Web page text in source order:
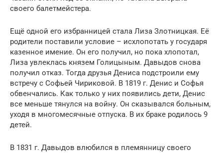
своего балетмейстера.
Ещё одной его избранницей стала Лиза Злотницкая. Её
родители поставили условие – исхлопотать у государя
казенное имение. Он его получил, но пока хлопотал,
Лиза увлеклась князем Голицыным. Давыдов снова
получил отказ. Тогда друзья Дениса подстроили ему
встречу с Софьей Чириковой. В 1819 г. Денис и Софья
обвенчались. Как только у них появились дети, Денис
все меньше тянулся на войну. Он сказывался больным,
уходя в многомесячные отпуска. В их браке родилось 9
детей.
В 1831 г. Давыдов влюбился в племянницу своего